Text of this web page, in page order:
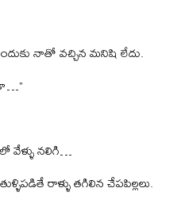
నాతో వచ్చిన మనిషి లేదు.
వేళ్ళు నలిగి…
రాళ్ళు తగిలిన చేపపిల్లలు.